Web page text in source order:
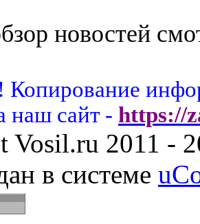
новостей
наш сайт - https://
Vosil.ru 2011 -
в системе